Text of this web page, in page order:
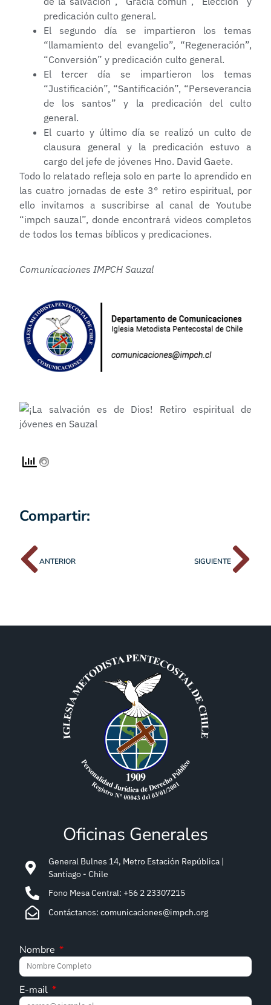
predicación culto general.
El segundo día se impartieron los temas
“llamamiento del evangelio”, “Regeneración”,
“Conversión” y predicación culto general.
El tercer día se impartieron los temas
“Justificación”, “Santificación”, “Perseverancia
de los santos” y la predicación del culto
general.
El cuarto y último día se realizó un culto de
clausura general y la predicación estuvo a
cargo del jefe de jóvenes Hno. David Gaete.
Todo lo relatado refleja solo en parte lo aprendido en
las cuatro jornadas de este 3° retiro espiritual, por
ello invitamos a suscribirse al canal de Youtube
“impch sauzal”, donde encontrará videos completos
de todos los temas bíblicos y predicaciones.
Comunicaciones IMPCH Sauzal
Compartir:
ANTERIOR SIGUIENTE
Oficinas Generales
General Bulnes 14, Metro Estación República |
Santiago - Chile
Fono Mesa Central: +56 2 23307215
Contáctanos: comunicaciones@impch.org
Nombre
E-mail